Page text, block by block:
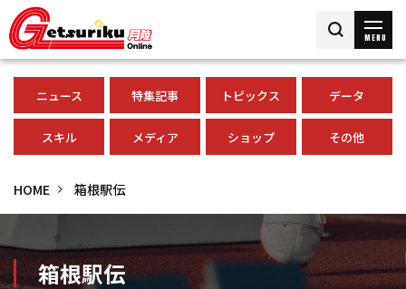
MENU
ニュース 特集記事 トピックス データ
スキル メディア ショップ その他
HOME 箱根駅伝
箱根駅伝